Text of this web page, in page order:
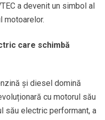
a devenit un simbol al
motoarelor.
care schimbă
și diesel domină
cu motorul său
său electric performant, a